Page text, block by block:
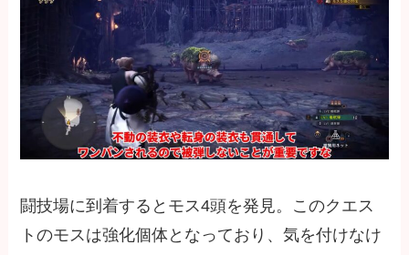
闘技場に到着するとモス4頭を発見。このクエス
トのモスは強化個体となっており、気を付けなけ